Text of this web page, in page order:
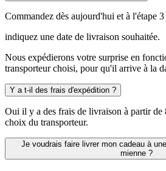
Commandez dès aujourd'hui et à l'étape
indiquez une date de livraison souhaitée.
Nous expédierons votre surprise en
transporteur choisi, pour qu'il arrive à la
Y a t-il des frais d'expédition ?
Oui il y a des frais de livraison à partir de
choix du transporteur.
Je voudrais faire livrer mon cadeau à
mienne ?